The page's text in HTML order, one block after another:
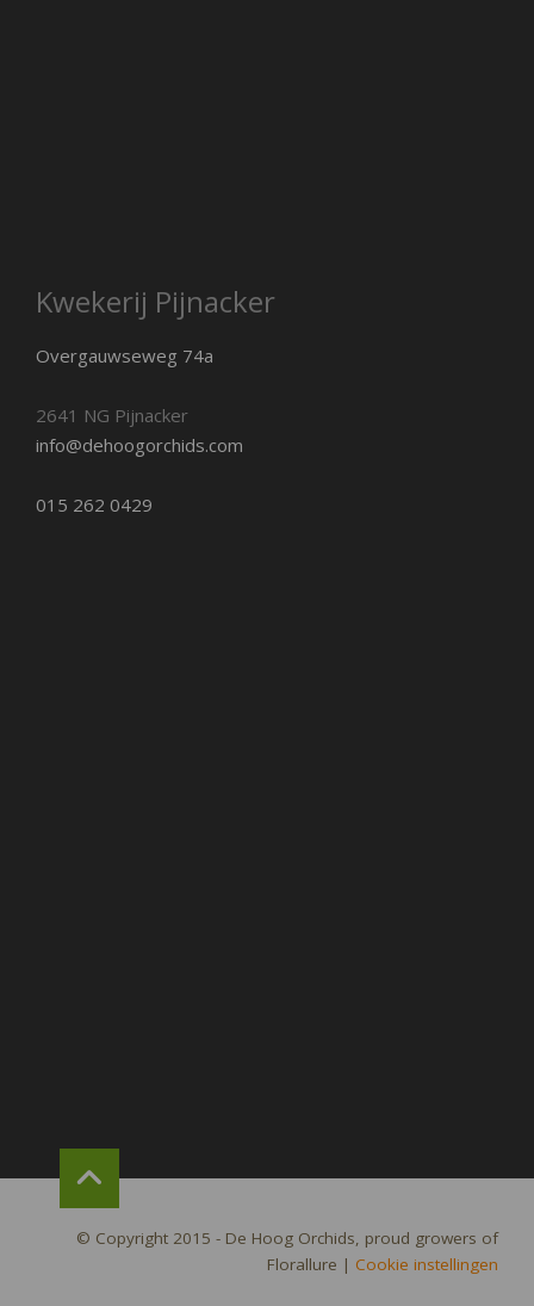
Kwekerij Pijnacker
Overgauwseweg 74a
2641 NG Pijnacker
info@dehoogorchids.com
015 262 0429
© Copyright 2015 - De Hoog Orchids, proud growers of
Florallure | Cookie instellingen